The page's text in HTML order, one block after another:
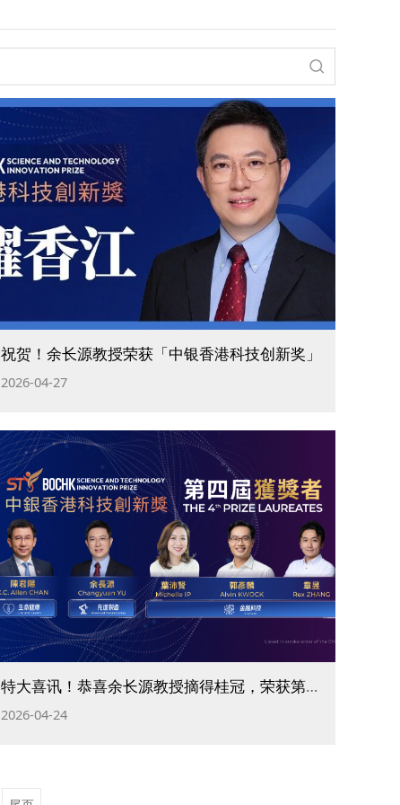
祝贺！余长源教授荣获「中银香港科技创新奖」
2026-04-27
特大喜讯！恭喜余长源教授摘得桂冠，荣获第四届【中银香港科技创新奖】
2026-04-24